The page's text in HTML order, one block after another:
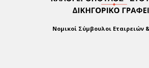
Νομικοί Σύμβουλοι Εταιρειών